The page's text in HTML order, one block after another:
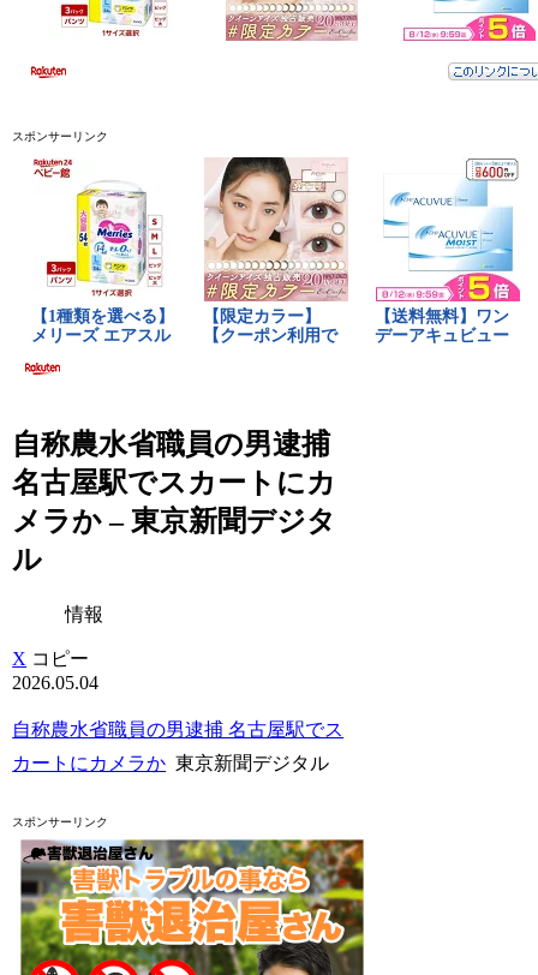
スポンサーリンク
自称農水省職員の男逮捕
名古屋駅でスカートにカ
メラか – 東京新聞デジタ
ル
情報
X コピー
2026.05.04
自称農水省職員の男逮捕 名古屋駅でス
カートにカメラか 東京新聞デジタル
スポンサーリンク